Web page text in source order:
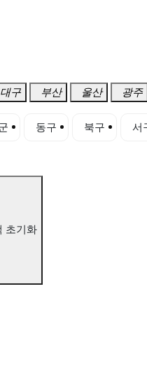
대구 부산 울산 광주
동구 북구 서
초기화